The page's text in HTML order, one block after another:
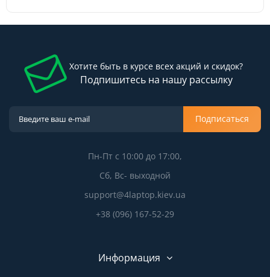
Хотите быть в курсе всех акций и скидок?
Подпишитесь на нашу рассылку
Подписаться
Пн-Пт с 10:00 до 17:00,
Сб, Вс- выходной
support@4laptop.kiev.ua
+38 (096) 167-52-29
Информация